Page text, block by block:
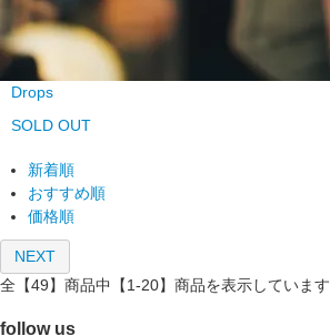
Drops
SOLD OUT
新着順
おすすめ順
価格順
NEXT
全【49】商品中【1-20】商品を表示しています
follow us